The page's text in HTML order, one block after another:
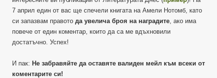
7 април един от вас ще спечели книгата на Амели Нотомб, като
си запазвам правото да увелича броя на наградите , ако има
повече от един коментар, които да са ме вдъхновили
достатъчно. Успех!
И пак: Не забравяйте да оставяте валиден мейл към всеки от
коментарите си!